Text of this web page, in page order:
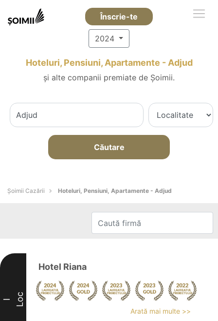
Înscrie-te
2024
Hoteluri, Pensiuni, Apartamente - Adjud
și alte companii premiate de Șoimii.
Căutare
Șoimii Cazării Hoteluri, Pensiuni, Apartamente - Adjud
I Loc
Hotel Riana
Arată mai multe >>